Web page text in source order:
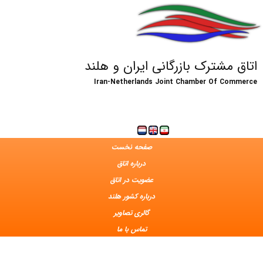
اتاق مشترک بازرگانی ایران و هلند
Iran-Netherlands Joint Chamber Of Commerce
صفحه نخست
درباره اتاق
عضویت در اتاق
درباره کشور هلند
گالری تصاویر
تماس با ما